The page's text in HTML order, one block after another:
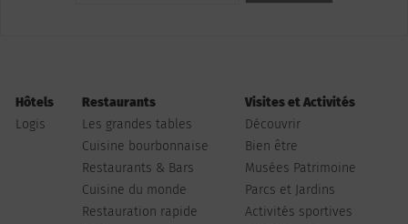
Hôtels
Logis
Restaurants
Les grandes tables
Cuisine bourbonnaise
Restaurants & Bars
Cuisine du monde
Restauration rapide
Visites et Activités
Découvrir
Bien être
Musées Patrimoine
Parcs et Jardins
Activités sportives